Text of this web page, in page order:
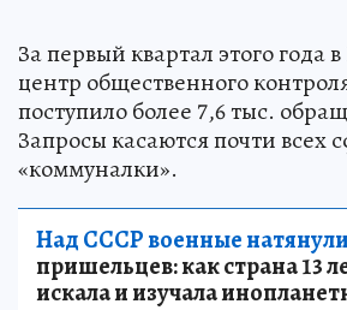
За первый квартал этого года
центр общественного
поступило более 7,6 тыс.
Запросы касаются почти всех
«коммуналки».
Над СССР военные натянули
пришельцев: как страна 13
искала и изучала